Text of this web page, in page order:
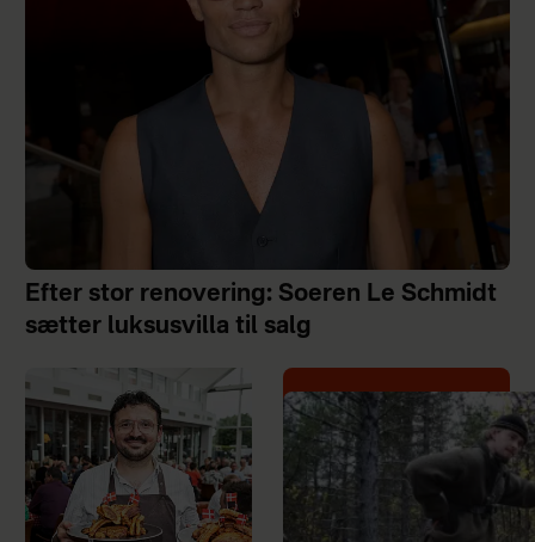
Efter stor renovering: Soeren Le Schmidt
sætter luksusvilla til salg